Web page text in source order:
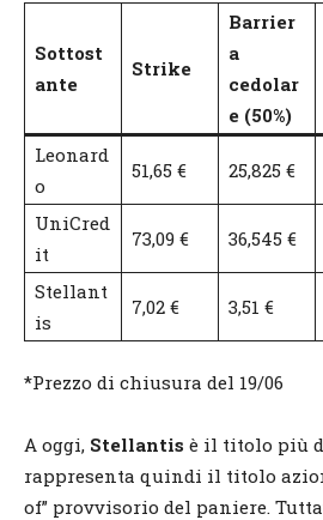
Sottost
ante
Strike
Barrier
a
cedolar
e (50%)
Leonard
o
51,65 € 25,825 €
UniCred
it
73,09 € 36,545 €
Stellant
is
7,02 € 3,51 €
*Prezzo di chiusura del 19/06
A oggi, Stellantis è il titolo più
rappresenta quindi il titolo
of” provvisorio del paniere.